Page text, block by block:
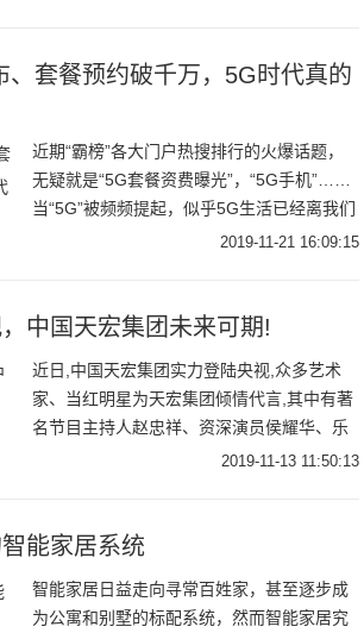
、套餐预约破千万，5G时代真的
近期“霸榜”各大门户热搜排行的火爆话题，
无疑就是“5G套餐资费曝光”，“5G手机”……
当“5G”被频频提起，似乎5G生活已经离我们
触手可及。各大手机品牌也从202019-11-21 16:09:15
中国天宏集团未来可期!
近日,中国天宏集团实力登陆央视,众多艺术
家、当红明星为天宏集团倾情代言,其中有著
名节目主持人赵忠祥、资深演员侯耀华、乐
坛唱将王奕心、梦然等,可谓大咖云集,气势非
2019-11-13 11:50:13
能家居系统
智能家居日益走向寻常百姓家，甚至逐步成
为公寓和别墅的标配系统，然而智能家居究